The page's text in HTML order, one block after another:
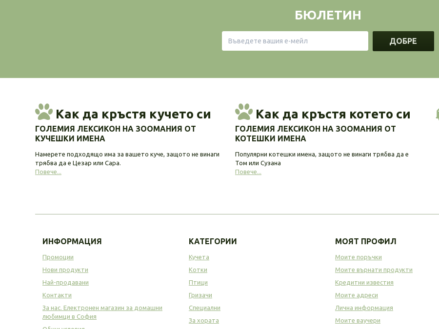
БЮЛЕТИН
ДОБРЕ
Как да кръстя кучето си
ГОЛЕМИЯ ЛЕКСИКОН НА ЗООМАНИЯ ОТ
КУЧЕШКИ ИМЕНА
Намерете подходящо има за вашето куче, защото не винаги
трябва да е Цезар или Сара.
Повече...
Как да кръстя котето си
ГОЛЕМИЯ ЛЕКСИКОН НА ЗООМАНИЯ ОТ
КОТЕШКИ ИМЕНА
Популярни котешки имена, защото не винаги трябва да е
Том или Сузана
Повече...
ИНФОРМАЦИЯ
Промоции
Нови продукти
Най-продавани
Контакти
За нас. Електронен магазин за домашни
любимци в София
КАТЕГОРИИ
Кучета
Котки
Птици
Гризачи
Специални
За хората
МОЯТ ПРОФИЛ
Моите поръчки
Моите върнати продукти
Кредитни известия
Моите адреси
Лична информация
Моите ваучери